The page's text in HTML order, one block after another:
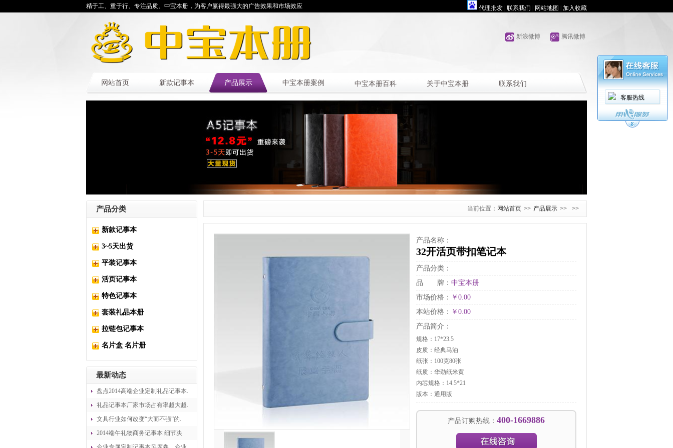
客服热线
代理批发 联系我们 网站地图 加入收藏
精于工、重于行、专注品质、中宝本册，为客户赢得最强大的广告效果和市场效应
腾讯微博
新浪微博
网站首页 新款记事本 产品展示 中宝本册案例 中宝本册百科 关于中宝本册 联系我们
产品分类
新款记事本
3~5天出货
平装记事本
活页记事本
特色记事本
套装礼品本册
拉链包记事本
名片盒 名片册
最新动态
盘点2014高端企业定制礼品记事本.
礼品记事本厂家市场占有率越大越.
文具行业如何改变“大而不强”的.
2014端午礼物商务记事本 细节决
当前位置： 网站首页 >> 产品展示 >> >>
产品名称：
32开活页带扣笔记本
产品分类：
品 牌： 中宝本册
市场价格： ￥0.00
本站价格： ￥0.00
产品简介：
规格：17*23.5
皮质：经典马油
纸张：100克80张
纸质：华劲纸米黄
内芯规格：14.5*21
版本：通用版
产品订购热线： 400-1669886